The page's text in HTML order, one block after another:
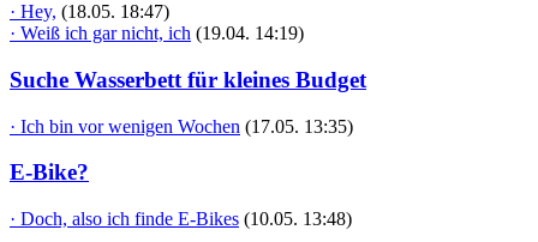
· Hey, (18.05. 18:47)
· Weiß ich gar nicht, ich (19.04. 14:19)
Suche Wasserbett für kleines Budget
· Ich bin vor wenigen Wochen (17.05. 13:35)
E-Bike?
· Doch, also ich finde E-Bikes (10.05. 13:48)